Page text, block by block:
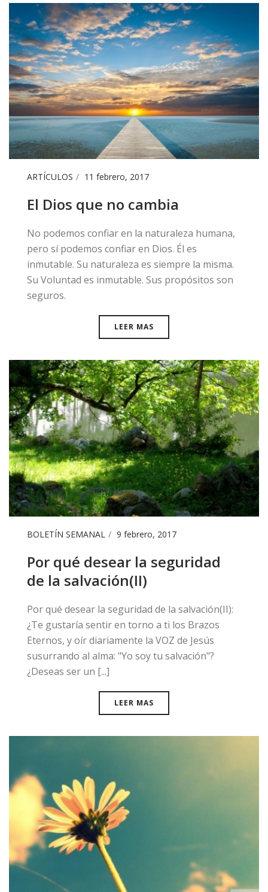
ARTÍCULOS 11 febrero, 2017
El Dios que no cambia
​No podemos confiar en la naturaleza humana,
pero sí podemos confiar en Dios. Él es
inmutable. Su naturaleza es siempre la misma.
Su Voluntad es inmutable. Sus propósitos son
seguros.
LEER MAS
BOLETÍN SEMANAL 9 febrero, 2017
Por qué desear la seguridad
de la salvación(II)
​Por qué desear la seguridad de la salvación(II):
¿Te gustaría sentir en torno a ti los Brazos
Eternos, y oír diariamente la VOZ de Jesús
susurrando al alma: "Yo soy tu salvación"?
¿Deseas ser un [...]
LEER MAS